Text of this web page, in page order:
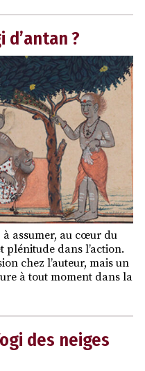
d’antan ?
assumer, au cœur du
plénitude dans l’action.
chez l’auteur, mais un
à tout moment dans la
des neiges